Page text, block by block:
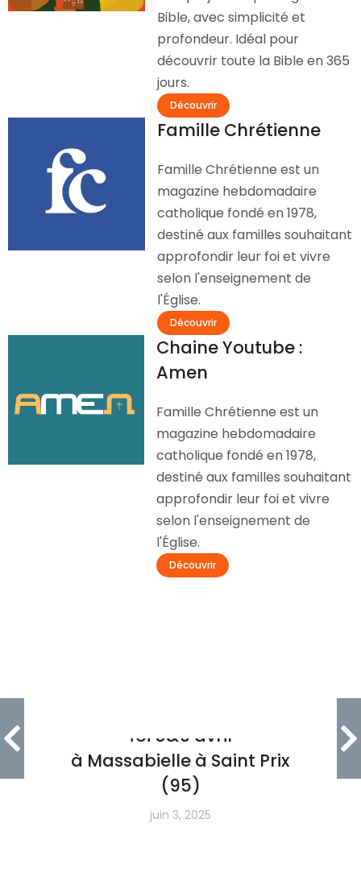
Bible, avec simplicité et
profondeur. Idéal pour
découvrir toute la Bible en 365
jours.
Découvrir
Famille Chrétienne
Famille Chrétienne est un
magazine hebdomadaire
catholique fondé en 1978,
destiné aux familles souhaitant
approfondir leur foi et vivre
selon l'enseignement de
l'Église.
Découvrir
Chaine Youtube :
Amen
Famille Chrétienne est un
magazine hebdomadaire
catholique fondé en 1978,
destiné aux familles souhaitant
approfondir leur foi et vivre
selon l'enseignement de
l'Église.
Découvrir
foi 5&6 avril
à Massabielle à Saint Prix
(95)
juin 3, 2025